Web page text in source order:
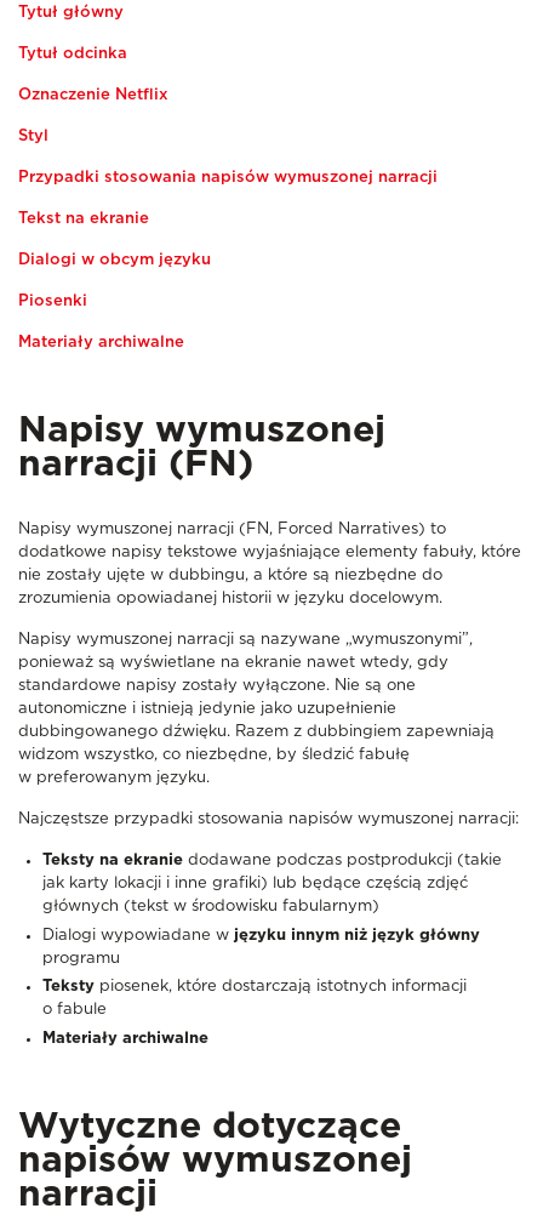
Tytuł główny
Tytuł odcinka
Oznaczenie Netflix
Styl
Przypadki stosowania napisów wymuszonej narracji
Tekst na ekranie
Dialogi w obcym języku
Piosenki
Materiały archiwalne
Napisy wymuszonej
narracji (FN)
Napisy wymuszonej narracji (FN, Forced Narratives) to
dodatkowe napisy tekstowe wyjaśniające elementy fabuły, które
nie zostały ujęte w dubbingu, a które są niezbędne do
zrozumienia opowiadanej historii w języku docelowym.
Napisy wymuszonej narracji są nazywane „wymuszonymi”,
ponieważ są wyświetlane na ekranie nawet wtedy, gdy
standardowe napisy zostały wyłączone. Nie są one
autonomiczne i istnieją jedynie jako uzupełnienie
dubbingowanego dźwięku. Razem z dubbingiem zapewniają
widzom wszystko, co niezbędne, by śledzić fabułę
w preferowanym języku.
Najczęstsze przypadki stosowania napisów wymuszonej narracji:
Teksty na ekranie dodawane podczas postprodukcji (takie
jak karty lokacji i inne grafiki) lub będące częścią zdjęć
głównych (tekst w środowisku fabularnym)
Dialogi wypowiadane w języku innym niż język główny
programu
Teksty piosenek, które dostarczają istotnych informacji
o fabule
Materiały archiwalne
Wytyczne dotyczące
napisów wymuszonej
narracji